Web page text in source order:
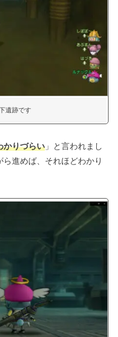
遺跡です
かりづらい 」と言われまし
進めば、それほどわかり